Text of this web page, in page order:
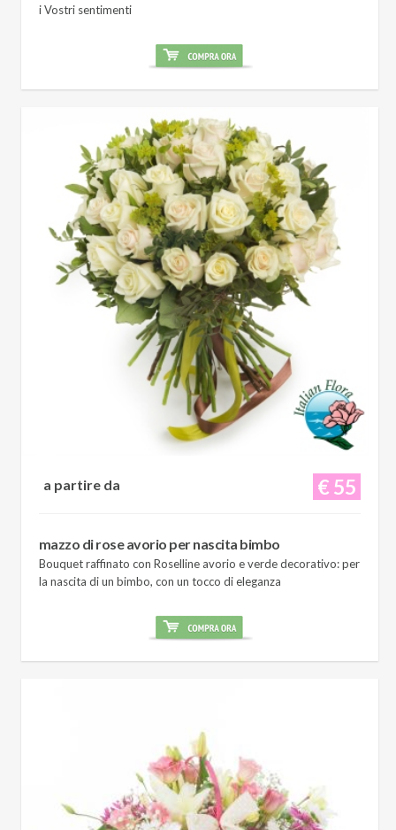
i Vostri sentimenti
€ 55
a partire da
mazzo di rose avorio per nascita bimbo
Bouquet raffinato con Roselline avorio e verde decorativo: per
la nascita di un bimbo, con un tocco di eleganza